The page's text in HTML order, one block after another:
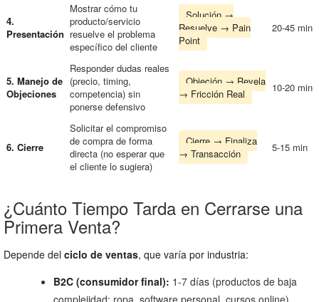
4.
Presentación
Mostrar cómo tu
producto/servicio
resuelve el problema
específico del cliente
Solución →
Resuelve → Pain
Point
20-45 min
5. Manejo de
Objeciones
Responder dudas reales
(precio, timing,
competencia) sin
ponerse defensivo
Objeción → Revela
→ Fricción Real
10-20 min
6. Cierre
Solicitar el compromiso
de compra de forma
directa (no esperar que
el cliente lo sugiera)
Cierre → Finaliza
→ Transacción
5-15 min
¿Cuánto Tiempo Tarda en Cerrarse una
Primera Venta?
Depende del ciclo de ventas, que varía por industria:
B2C (consumidor final): 1-7 días (productos de baja
complejidad: ropa, software personal, cursos online)